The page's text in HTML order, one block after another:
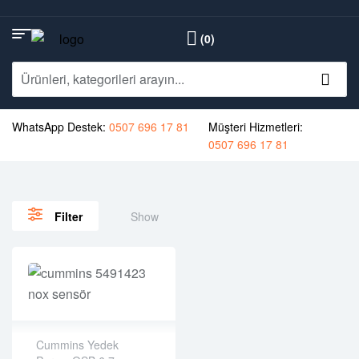
(0)
WhatsApp Destek: 0507 696 17 81
Müşteri Hizmetleri:
0507 696 17 81
Filter Show
Cummins Yedek